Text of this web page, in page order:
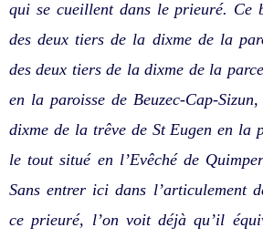
qui se cueillent dans le prieuré. Ce
des deux tiers de la dixme de la
des deux tiers de la dixme de la
en la paroisse de Beuzec-Cap-
dixme de la trêve de St Eugen en la
le tout situé en l’Evêché de
Sans entrer ici dans l’articulement
ce prieuré, l’on voit déjà qu’il